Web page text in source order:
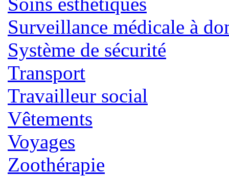
Surveillance médicale à
Système de sécurité
Transport
Travailleur social
Vêtements
Voyages
Zoothérapie